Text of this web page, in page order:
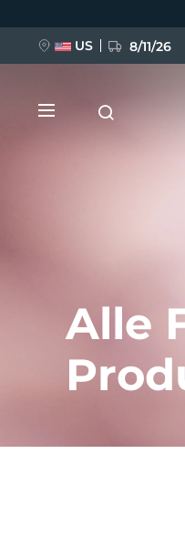
Alle
US 8/11/26
FAQ™ Pure Beauty-
BREAKING NEWS